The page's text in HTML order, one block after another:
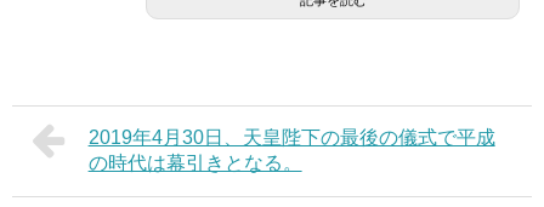
2019年4月30日、天皇陛下の最後の儀式で平成
の時代は幕引きとなる。